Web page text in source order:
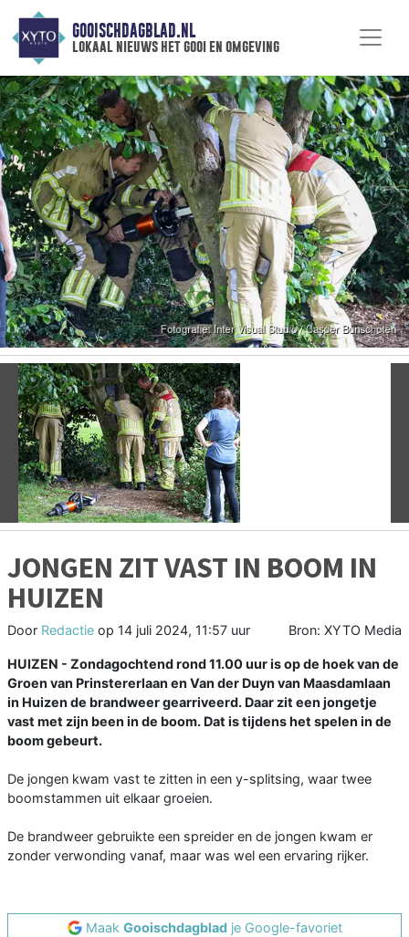
GOOISCHDAGBLAD.NL
lokaal nieuws het gooi en omgeving
Vorige
JONGEN ZIT VAST IN BOOM IN
HUIZEN
Door Redactie op 14 juli 2024, 11:57 uur Bron: XYTO Media
HUIZEN - Zondagochtend rond 11.00 uur is op de hoek van de
Groen van Prinstererlaan en Van der Duyn van Maasdamlaan
in Huizen de brandweer gearriveerd. Daar zit een jongetje
vast met zijn been in de boom. Dat is tijdens het spelen in de
boom gebeurt.
De jongen kwam vast te zitten in een y-splitsing, waar twee
boomstammen uit elkaar groeien.
De brandweer gebruikte een spreider en de jongen kwam er
zonder verwonding vanaf, maar was wel een ervaring rijker.
Maak Gooischdagbladje Google-favoriet